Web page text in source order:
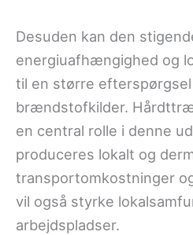
Desuden kan den
energiuafhængighed og
til en større
brændstofkilder.
en central rolle i denne
produceres lokalt og
transportomkostninger
vil også styrke
arbejdspladser.